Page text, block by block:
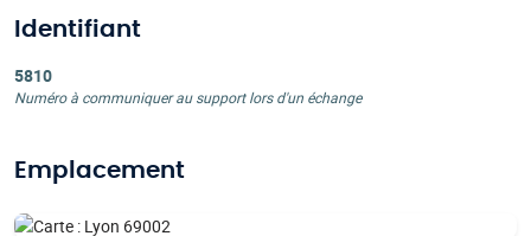
Identifiant
5810
Numéro à communiquer au support lors d'un échange
Emplacement